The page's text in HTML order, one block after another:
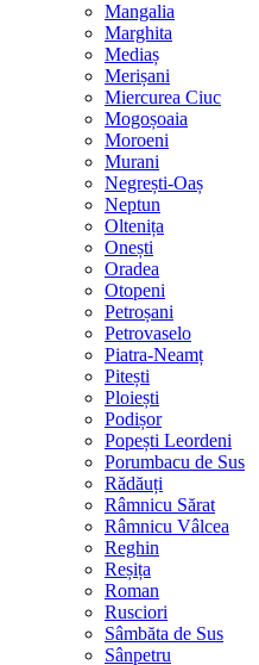
Mangalia
Marghita
Mediaș
Merișani
Miercurea Ciuc
Mogoșoaia
Moroeni
Murani
Negrești-Oaș
Neptun
Oltenița
Onești
Oradea
Otopeni
Petroșani
Petrovaselo
Piatra-Neamț
Pitești
Ploiești
Podișor
Popești Leordeni
Porumbacu de Sus
Rădăuți
Râmnicu Sărat
Râmnicu Vâlcea
Reghin
Reșița
Roman
Rusciori
Sâmbăta de Sus
Sânpetru